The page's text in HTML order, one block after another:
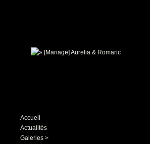
Accueil
Actualités
Galeries >